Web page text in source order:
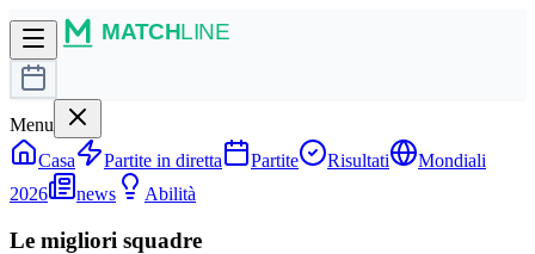
Menu
Casa
Partite in diretta Partite Risultati
Mondiali
2026
news Abilità
Le migliori squadre